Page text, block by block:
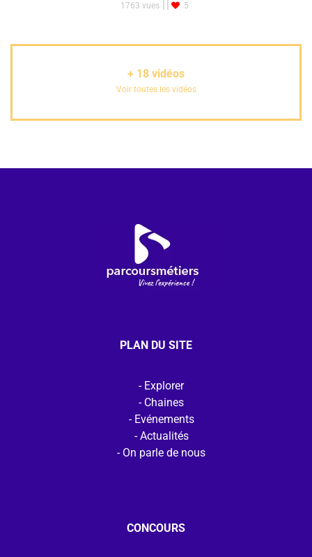
1763 vues
5
+ 18 vidéos
Voir toutes les vidéos
PLAN DU SITE
Explorer
Chaines
Evénements
Actualités
On parle de nous
CONCOURS